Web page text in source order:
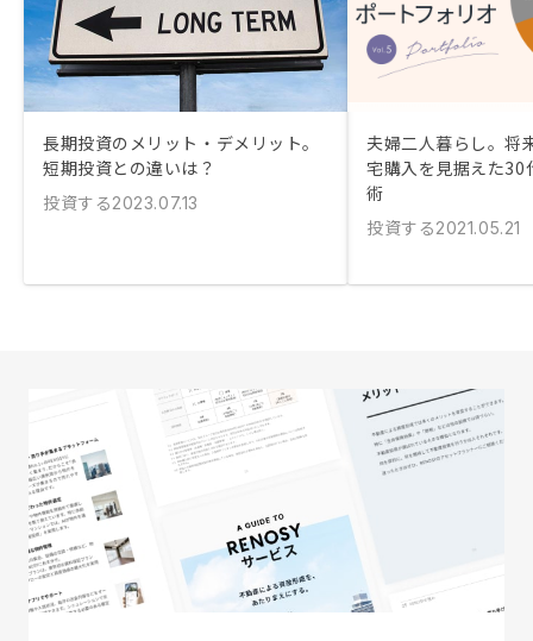
長期投資のメリット・デメリット。
短期投資との違いは？
投資する2023.07.13
夫婦二人暮らし。将
宅購入を見据えた30
術
投資する2021.05.21